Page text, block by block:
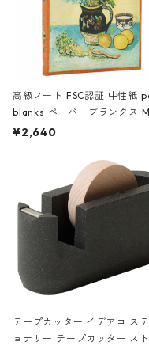
高級ノート FSC認証 中性紙
blanks ペーパーブランクス
ハードカバー 罫線 ヴァン・ゴ
¥2,640
テープカッター イデアコ ス
ョナリー テープカッター スト